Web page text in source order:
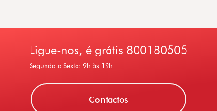
Ligue-nos, é grátis 800180505
Segunda a Sexta: 9h às 19h
Contactos